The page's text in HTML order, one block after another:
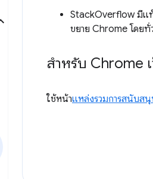
StackOverflow มีแ
ขยาย Chrome โดยทั่
สำหรับ Chrome
ใช้หน้าแหล่งรวมการสนับส